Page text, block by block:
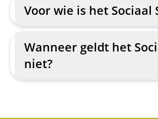
Voor wie is het Sociaal
Wanneer geldt het
niet?